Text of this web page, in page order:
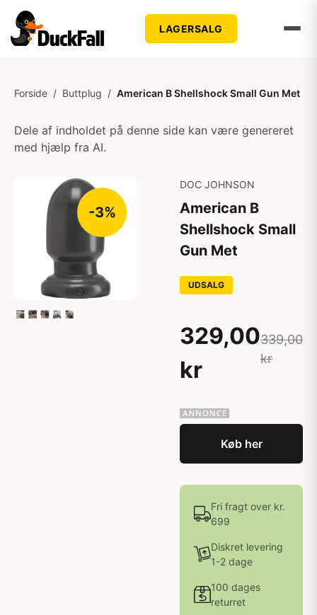
LAGERSALG
Forside / Buttplug / American B Shellshock Small Gun Met
Dele af indholdet på denne side kan være genereret
med hjælp fra AI.
-3%
DOC JOHNSON
American B
Shellshock Small
Gun Met
UDSALG
329,00
kr
339,00
kr
Køb her
Fri fragt over kr.
699
Diskret levering
1-2 dage
100 dages
returret